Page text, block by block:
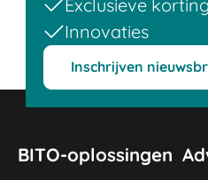
Exclusieve
Innovaties
Inschrijven
BITO-oplossingen